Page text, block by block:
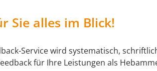
Sie alles im Blick!
Service wird systematisch,
für Ihre Leistungen als